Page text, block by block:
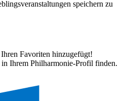
speichern zu
Favoriten hinzugefügt!
Ihrem Philharmonie-Profil finden.